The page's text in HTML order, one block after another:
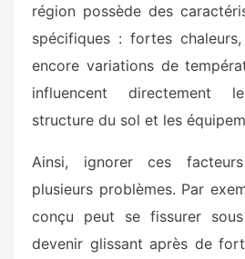
région possède des
spécifiques : fortes
encore variations de
influencent directement
structure du sol et les
Ainsi, ignorer ces
plusieurs problèmes. Par
conçu peut se fissurer
devenir glissant après de